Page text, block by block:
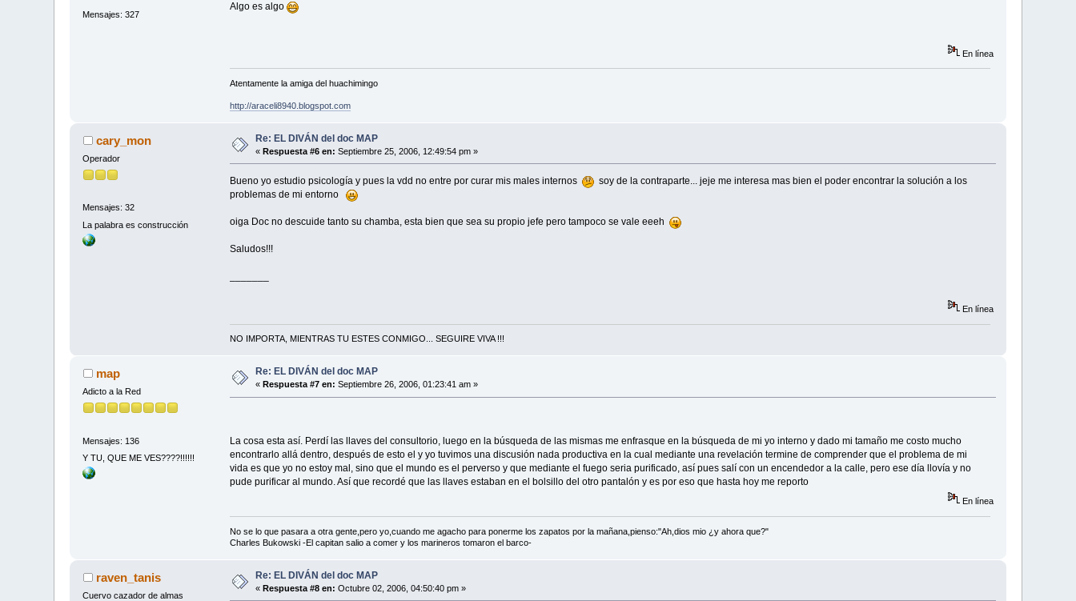
Mensajes: 327
Algo es algo
En línea
Atentamente la amiga del huachimingo
http://araceli8940.blogspot.com
cary_mon
Operador
Mensajes: 32
La palabra es construcción
Re: EL DIVÁN del doc MAP
«Respuesta #6 en: Septiembre 25, 2006, 12:49:54 pm »
Bueno yo estudio psicología y pues la vdd no entre por curar mis males internos
soy de la contraparte... jeje me interesa mas bien el poder encontrar la solución a los
problemas de mi entorno
oiga Doc no descuide tanto su chamba, esta bien que sea su propio jefe pero tampoco se vale eeeh
Saludos!!!
En línea
NO IMPORTA, MIENTRAS TU ESTES CONMIGO... SEGUIRE VIVA !!!
map
Adicto a la Red
Mensajes: 136
Y TU, QUE ME VES????!!!!!!
Re: EL DIVÁN del doc MAP
« Respuesta #7 en: Septiembre 26, 2006, 01:23:41 am »
La cosa esta así. Perdí las llaves del consultorio, luego en la búsqueda de las mismas me enfrasque en la búsqueda de mi yo interno y dado mi tamaño me costo mucho
encontrarlo allá dentro, después de esto el y yo tuvimos una discusión nada productiva en la cual mediante una revelación termine de comprender que el problema de mi
vida es que yo no estoy mal, sino que el mundo es el perverso y que mediante el fuego seria purificado, así pues salí con un encendedor a la calle, pero ese día llovía y no
pude purificar al mundo. Así que recordé que las llaves estaban en el bolsillo del otro pantalón y es por eso que hasta hoy me reporto
En línea
No se lo que pasara a otra gente,pero yo,cuando me agacho para ponerme los zapatos por la mañana,pienso:"Ah,dios mio ¿y ahora que?"
Charles Bukowski -El capitan salio a comer y los marineros tomaron el barco-
raven_tanis
Cuervo cazador de almas
Re: EL DIVÁN del doc MAP
«Respuesta #8 en: Octubre 02, 2006, 04:50:40 pm »